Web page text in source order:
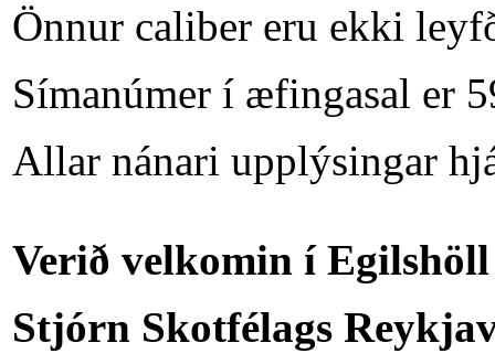
Önnur caliber eru ekki
Símanúmer í æfingasal er
Allar nánari upplýsingar
Verið velkomin í Egilshöll
Stjórn Skotfélags